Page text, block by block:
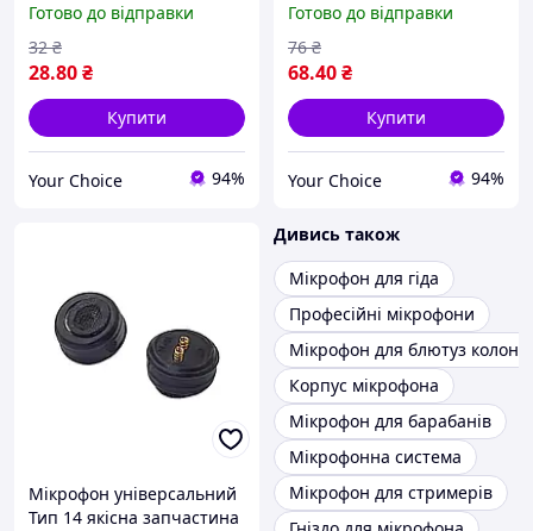
61/E66/E71/N81/N97/X6-00
якісна запчастина для
ремонту
Готово до відправки
28.80₴
32 ₴
Купити
Your Choice 94%
Готово до відправки
68.40₴
76 ₴
Купити
Your Choice 94%
Мікрофон універсальний
Тип 14 якісна запчастина
Дивись також
Мікрофон для гіда
Професійні мікрофони
Мікрофон для блютуз
Корпус мікрофона
Мікрофон для барабанів
Мікрофонна система
Мікрофон для стримерів